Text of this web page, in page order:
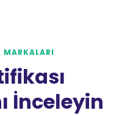
MARKALARI
İnceleyin